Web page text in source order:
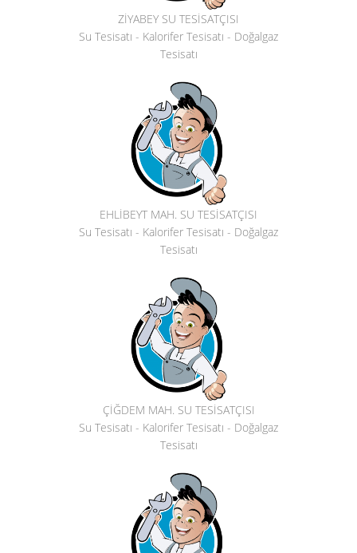
ZİYABEY SU TESİSATÇISI
Su Tesisatı - Kalorifer Tesisatı - Doğalgaz
Tesisatı
EHLİBEYT MAH. SU TESİSATÇISI
Su Tesisatı - Kalorifer Tesisatı - Doğalgaz
Tesisatı
ÇİĞDEM MAH. SU TESİSATÇISI
Su Tesisatı - Kalorifer Tesisatı - Doğalgaz
Tesisatı